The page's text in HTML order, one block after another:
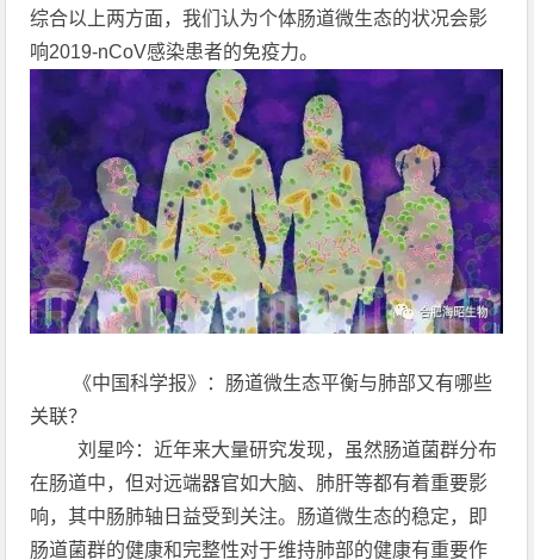
综合以上两方面，我们认为个体肠道微生态的状况会影
响2019-nCoV感染患者的免疫力。
《中国科学报》：肠道微生态平衡与肺部又有哪些
关联？
刘星吟：近年来大量研究发现，虽然肠道菌群分布
在肠道中，但对远端器官如大脑、肺肝等都有着重要影
响，其中肠肺轴日益受到关注。肠道微生态的稳定，即
肠道菌群的健康和完整性对于维持肺部的健康有重要作